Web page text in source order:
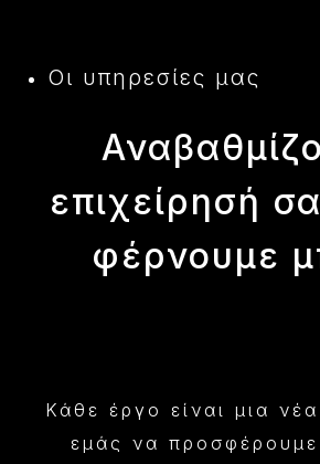
Οι υπηρεσίες μας
επιχείρησή
φέρνουμε
Κάθε έργο είναι μια νέα
εμάς να